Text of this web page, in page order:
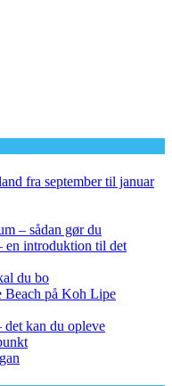
fra september til januar
– sådan gør du
en introduktion til det
du bo
Beach på Koh Lipe
kan du opleve